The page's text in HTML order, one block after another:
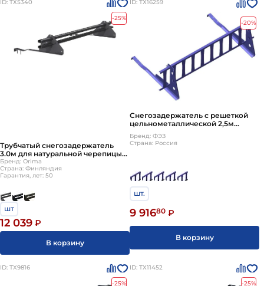
ID: ТХ5340
-25%
Трубчатый снегозадержатель
3.0м для натуральной черепицы
LE8
Бренд: Orima
Страна: Финляндия
Гарантия, лет: 50
шт
12 039 ₽
В корзину
ID: ТХ16259
-20%
Снегозадержатель с решеткой
цельнометаллической 2,5м
цельнометаллическя, 4 опоры
Royal
Бренд: ФЭЗ
Страна: Россия
шт.
9 91680 ₽
В корзину
ID: ТХ9816
-25%
ID: ТХ11452
-25%